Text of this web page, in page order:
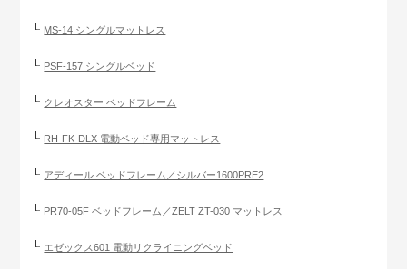
MS-14 シングルマットレス
PSF-157 シングルベッド
クレオスター ベッドフレーム
RH-FK-DLX 電動ベッド専用マットレス
アディール ベッドフレーム／シルバー1600PRE2
PR70-05F ベッドフレーム／ZELT ZT-030 マットレス
エゼックス601 電動リクライニングベッド